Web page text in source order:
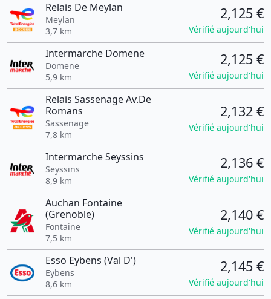
Relais De Meylan
Meylan
3,7 km
2,125 €
Vérifié aujourd'hui
Intermarche Domene
Domene
5,9 km
2,125 €
Vérifié aujourd'hui
Relais Sassenage Av.De
Romans
Sassenage
7,8 km
2,132 €
Vérifié aujourd'hui
Intermarche Seyssins
Seyssins
8,9 km
2,136 €
Vérifié aujourd'hui
Auchan Fontaine
(Grenoble)
Fontaine
7,5 km
2,140 €
Vérifié aujourd'hui
Esso Eybens (Val D')
Eybens
8,6 km
2,145 €
Vérifié aujourd'hui